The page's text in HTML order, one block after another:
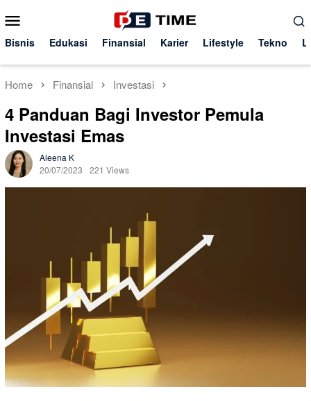
to
contentMenu
Bisnis Edukasi Finansial Karier Lifestyle Tekno
Home Finansial Investasi
4 Panduan Bagi Investor Pemula
Investasi Emas
Aleena K
20/07/2023
221 Views